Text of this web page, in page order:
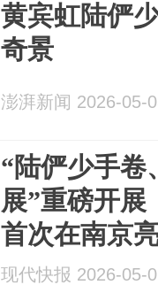
黄宾虹陆俨
奇景
澎湃新闻 2026-05-
“陆俨少手卷
展”重磅开展
首次在南京
现代快报 2026-05-